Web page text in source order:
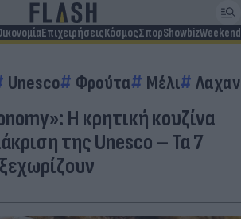
ΕπιχειρήσειςΚόσμοςΣπορShowbizWeekend
Unesco Φρούτα Μέλι
H κρητική κουζίνα
της Unesco – Τα 7